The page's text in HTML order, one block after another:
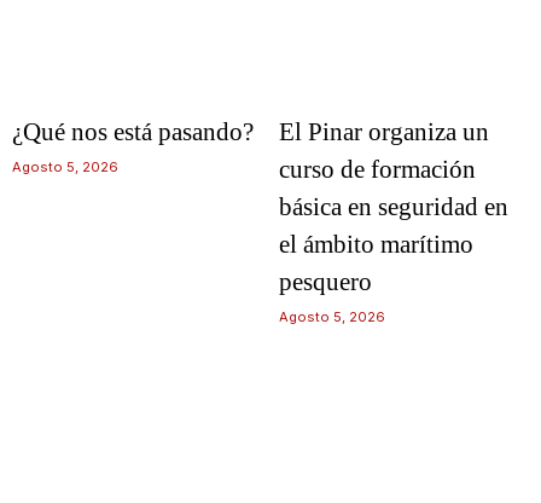
¿Qué nos está pasando?
Agosto 5, 2026
El Pinar organiza un
curso de formación
básica en seguridad en
el ámbito marítimo
pesquero
Agosto 5, 2026